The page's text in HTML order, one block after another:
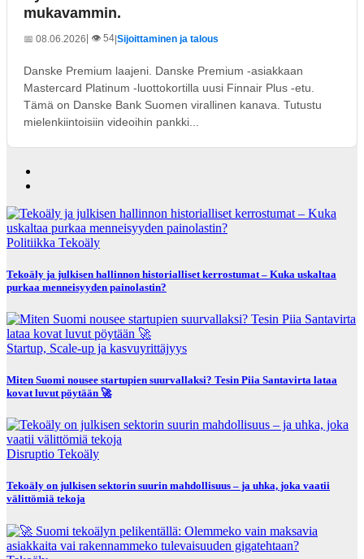
mukavammin.
📅 08.06.2026| 👁️ 54 Sijoittaminen ja talous
Danske Premium laajeni. Danske Premium -asiakkaan
Mastercard Platinum -luottokortilla uusi Finnair Plus -etu.
Tämä on Danske Bank Suomen virallinen kanava. Tutustu
mielenkiintoisiin videoihin pankki...
Politiikka Tekoäly
Tekoäly ja julkisen hallinnon historialliset kerrostumat – Kuka uskaltaa
purkaa menneisyyden painolastin?
Startup, Scale-up ja kasvuyrittäjyys
Miten Suomi nousee startupien suurvallaksi? Tesin Piia Santavirta lataa
kovat luvut pöytään 🚀
Disruptio Tekoäly
Tekoäly on julkisen sektorin suurin mahdollisuus – ja uhka, joka vaatii
välittömiä tekoja